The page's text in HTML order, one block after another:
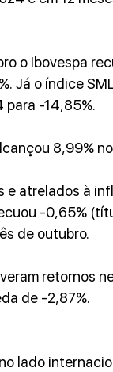
o Ibovespa
Já o índice
para -14,85%.
8,99%
e atrelados à
-0,65%
de outubro.
retornos
de -2,87%.
lado